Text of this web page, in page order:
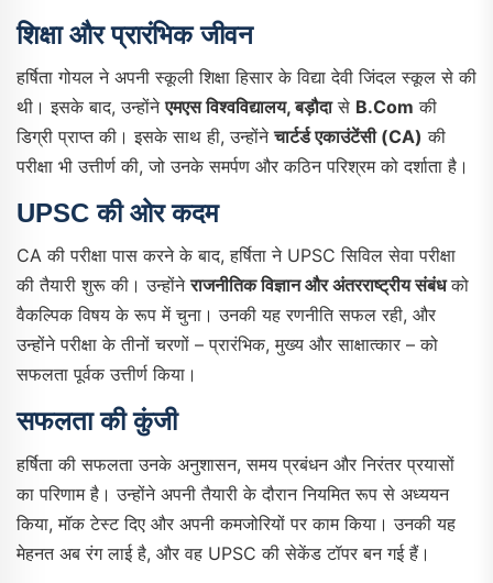
शिक्षा और प्रारंभिक जीवन
हर्षिता गोयल ने अपनी स्कूली शिक्षा हिसार के विद्या देवी जिंदल स्कूल से की
थी। इसके बाद, उन्होंनेएमएस विश्वविद्यालय, बड़ौदासे B.Com की
डिग्री प्राप्त की। इसके साथ ही, उन्होंनेचार्टर्ड एकाउंटेंसी (CA) की
परीक्षा भी उत्तीर्ण की, जो उनके समर्पण और कठिन परिश्रम को दर्शाता है।​
UPSC की ओर कदम
CA की परीक्षा पास करने के बाद, हर्षिता ने UPSC सिविल सेवा परीक्षा
की तैयारी शुरू की। उन्होंनेराजनीतिक विज्ञान और अंतरराष्ट्रीय संबंधको
वैकल्पिक विषय के रूप में चुना। उनकी यह रणनीति सफल रही, और
उन्होंने परीक्षा के तीनों चरणों – प्रारंभिक, मुख्य और साक्षात्कार – को
सफलता पूर्वक उत्तीर्ण किया।​
सफलता की कुंजी
हर्षिता की सफलता उनके अनुशासन, समय प्रबंधन और निरंतर प्रयासों
का परिणाम है। उन्होंने अपनी तैयारी के दौरान नियमित रूप से अध्ययन
किया, मॉक टेस्ट दिए और अपनी कमजोरियों पर काम किया। उनकी यह
मेहनत अब रंग लाई है, और वह UPSC की सेकेंड टॉपर बन गई हैं।​